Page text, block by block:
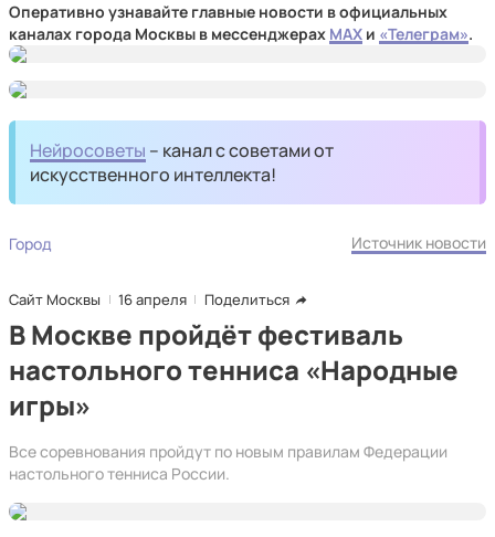
Оперативно узнавайте главные новости в официальных
каналах города Москвы в мессенджерах MAX и «Телеграм».
Нейросоветы – канал с советами от
искусственного интеллекта!
Город Источник новости
Сайт Москвы 16 апреля Поделиться
В Москве пройдёт фестиваль
настольного тенниса «Народные
игры»
Все соревнования пройдут по новым правилам Федерации
настольного тенниса России.